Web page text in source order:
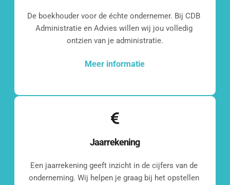
De boekhouder voor de échte ondernemer. Bij CDB
Administratie en Advies willen wij jou volledig
ontzien van je administratie.
Meer informatie
Jaarrekening
Een jaarrekening geeft inzicht in de cijfers van de
onderneming. Wij helpen je graag bij het opstellen